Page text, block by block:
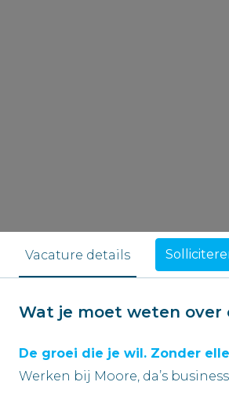
Vacature details
Wat je moet weten over
De groei die je wil. Zonder
Werken bij Moore, da’s